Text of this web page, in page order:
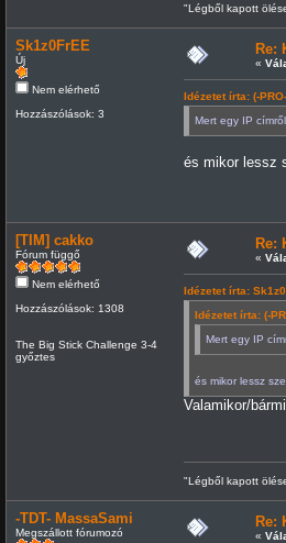
"Légből kapott
Sk1z0FrEE
Új
Nem elérhető
Hozzászólások: 3
Re:
«
Idézetet írta: (-
Mert egy IP
és mikor lessz
[TIM] cakko
Fórum függő
Nem elérhető
Hozzászólások: 1308
The Big Stick Challenge 3-4
győztes
Re:
«
Idézetet írta:
Idézetet írta: (-
Mert egy IP
és mikor lessz
Valamikor/
"Légből kapott
-TDT- MassaSami
Megszállott fórumozó
Re:
«